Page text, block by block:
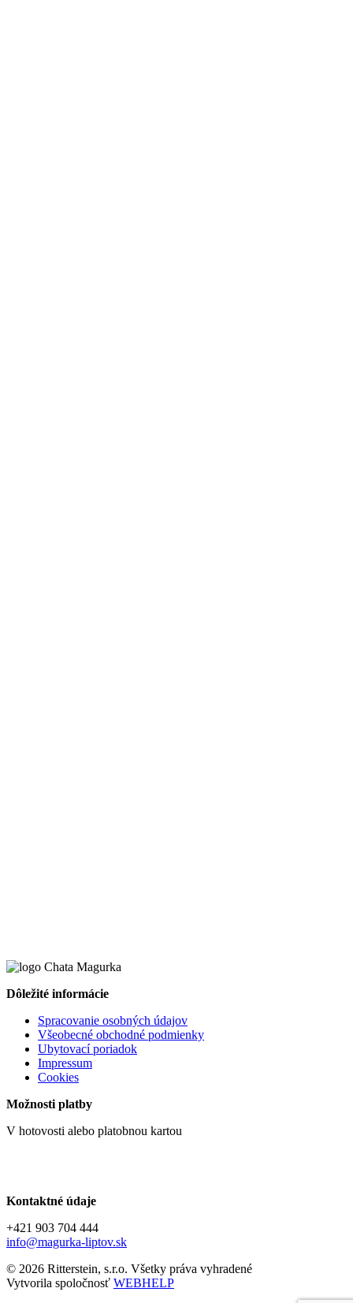
Dôležité informácie
Spracovanie osobných údajov
Všeobecné obchodné podmienky
Ubytovací poriadok
Impressum
Cookies
Možnosti platby
V hotovosti alebo platobnou kartou
Kontaktné údaje
+421 903 704 444
info@magurka-liptov.sk
© 2026 Ritterstein, s.r.o. Všetky práva vyhradené
Vytvorila spoločnosť WEBHELP